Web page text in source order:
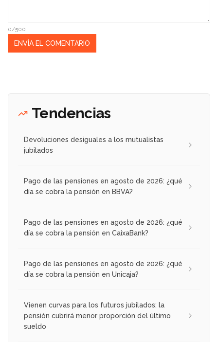
0/500
Tendencias
Devoluciones desiguales a los mutualistas
jubilados
Pago de las pensiones en agosto de 2026: ¿qué
día se cobra la pensión en BBVA?
Pago de las pensiones en agosto de 2026: ¿qué
día se cobra la pensión en CaixaBank?
Pago de las pensiones en agosto de 2026: ¿qué
día se cobra la pensión en Unicaja?
Vienen curvas para los futuros jubilados: la
pensión cubrirá menor proporción del último
sueldo